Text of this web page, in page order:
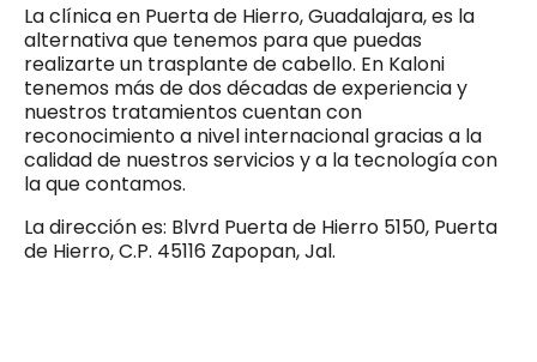
La clínica en Puerta de Hierro, Guadalajara, es la
alternativa que tenemos para que puedas
realizarte un trasplante de cabello. En Kaloni
tenemos más de dos décadas de experiencia y
nuestros tratamientos cuentan con
reconocimiento a nivel internacional gracias a la
calidad de nuestros servicios y a la tecnología con
la que contamos.
La dirección es: Blvrd Puerta de Hierro 5150, Puerta
de Hierro, C.P. 45116 Zapopan, Jal.